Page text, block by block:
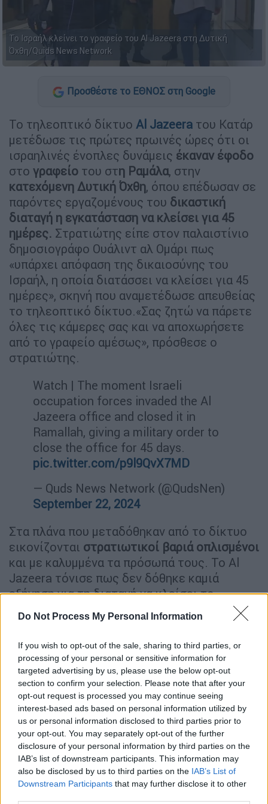
Do Not Process My Personal Information
If you wish to opt-out of the sale, sharing to third parties, or
processing of your personal or sensitive information for
targeted advertising by us, please use the below opt-out
section to confirm your selection. Please note that after your
opt-out request is processed you may continue seeing
interest-based ads based on personal information utilized by
us or personal information disclosed to third parties prior to
your opt-out. You may separately opt-out of the further
disclosure of your personal information by third parties on the
IAB’s list of downstream participants. This information may
also be disclosed by us to third parties on the IAB’s List of
Downstream Participants that may further disclose it to other
Το Ισραήλ κλείνει το γραφείο του Al Jazeera στη Δυτική
Όχθη/Quids News Network
Προσθέστε το ΕΘΝΟΣ στη Google
Το τηλεοπτικό δίκτυο Al Jazeera του Κατάρ
μετέδωσε τις πρώτες πρωινές ώρες ότι οι
ισραηλινές ένοπλες δυνάμεις έκαναν έφοδο
στο γραφείο του στη Ραμάλα, στην
κατεχόμενη Δυτική Όχθη, όπου επέδωσαν σε
παρόντες εργαζομένους του δικαστική
διαταγή η εγκατάσταση να κλείσει για 45
ημέρες. Στρατιώτης είπε στον παλαιστίνιο
δημοσιογράφο Ουάλιντ αλ Ομάρι πως
«υπάρχει απόφαση της δικαιοσύνης του
Ισραήλ, η οποία διατάσσει να κλείσει για 45
ημέρες», σκηνή που αναμετέδωσε απευθείας
το τηλεοπτικό δίκτυο.«Σας ζητώ να πάρετε
όλες τις κάμερες σας και να αποχωρήσετε
από το γραφείο αμέσως», πρόσθεσε ο
στρατιώτης.
Watch | The moment Israeli
occupation forces invaded the Al
Jazeera office and closed it in
Ramallah, giving a military order to
close the office for 45 days.
pic.twitter.com/p9l9QvX7MD
— Quds News Network (@QudsNen)
September 22, 2024
Στα πλάνα που μεταδόθηκαν από το δίκτυο
εικονίζονται στρατιωτικοί βαριά οπλισμένοι
και με καλυμμένα τα πρόσωπά τους. Το Al
Jazeera τόνισε πως δεν δόθηκε καμιά
εξήγηση για τη διαταγή να κλείσει το
γραφείο του. Τη 12η Σεπτεμβρίου, η
ισραηλινή κυβέρνηση ανακοίνωσε την
ακύρωση των
δημοσιογραφικών καρτών
πολλών συνεργατών του Al Jazeera ,
τέσσερις μήνες αφότου απαγορεύτηκε η
μετάδοση της εκπομπής του και έκλεισαν τα
γραφεία του στο Ισραήλ.
ΔΙΑΒΑΣΤΕ ΕΠΙΣΗΣ
Κόσμος|21.09.2024 21:51
Πλήγμα του Ισραήλ στη Χεζμπολάχ: